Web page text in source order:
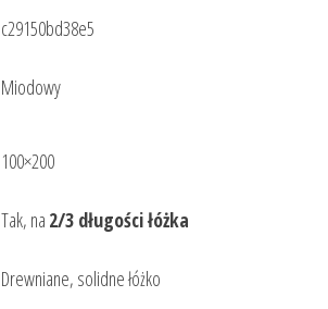
c29150bd38e5
Miodowy
100×200
Tak, na 2/3 długości łóżka
Drewniane, solidne łóżko